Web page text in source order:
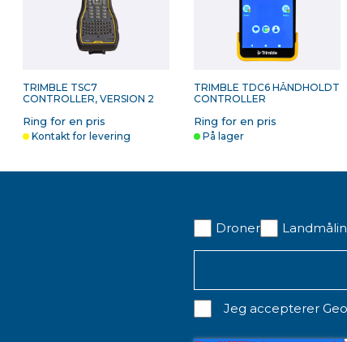
10,00 kr. ekskl. moms
På lager
11,00 kr. ekskl. moms
På lager
TRIMBLE TSC7
CONTROLLER, VERSION 2
Ring for en pris
Kontakt for levering
TRIMBLE TDC6 HÅNDHOLDT
CONTROLLER
Ring for en pris
På lager
Droner
Jeg accepterer